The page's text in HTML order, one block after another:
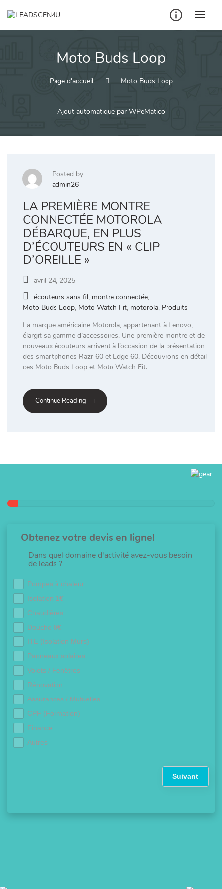
Moto Buds Loop
Page d'accueil Moto Buds Loop
Ajout automatique par WPeMatico
Posted by
admin26
LA PREMIÈRE MONTRE
CONNECTÉE MOTOROLA
DÉBARQUE, EN PLUS
D’ÉCOUTEURS EN « CLIP
D’OREILLE »
avril 24, 2025
écouteurs sans fil, montre connectée,
Moto Buds Loop, Moto Watch Fit, motorola, Produits
La marque américaine Motorola, appartenant à Lenovo,
élargit sa gamme d’accessoires. Une première montre et de
nouveaux écouteurs arrivent à l’occasion de la présentation
des smartphones Razr 60 et Edge 60. Découvrons en détail
ces Moto Buds Loop et Moto Watch Fit.
Continue Reading
Obtenez votre devis en ligne!
Dans quel domaine d'activité avez-vous besoin
de leads ?
Pompes à chaleur
Isolation 1€
Chaudières
Douche 0€
ITE (Isolation Murs)
Panneaux solaires
Volets / Fenêtres
Rénovation
Assurances / Mutuelles
CPF (Formation)
Finance
Autres
Suivant